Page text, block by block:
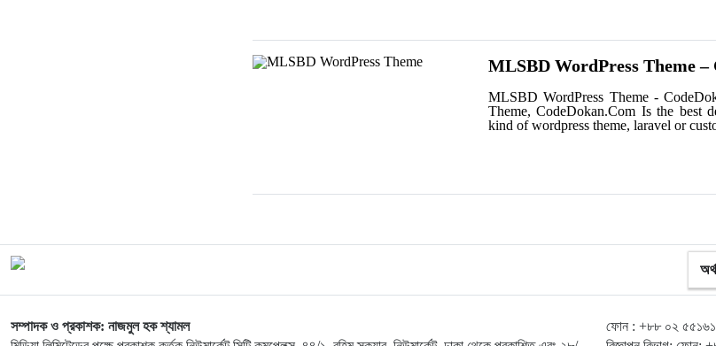
MLSBD WordPress Theme –
MLSBD WordPress Theme -
Theme, CodeDokan.Com Is the best
kind of wordpress theme, laravel or
সম্পাদক ও প্রকাশক: নাজমুল হক শ্যামল
ফোন : +৮৮ ০২